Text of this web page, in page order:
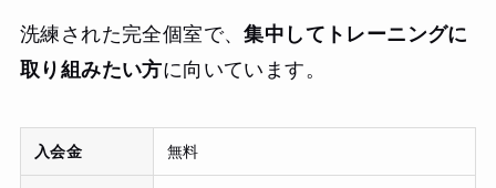
洗練された完全個室で、集中してトレーニングに
取り組みたい方に向いています。
入会金 無料